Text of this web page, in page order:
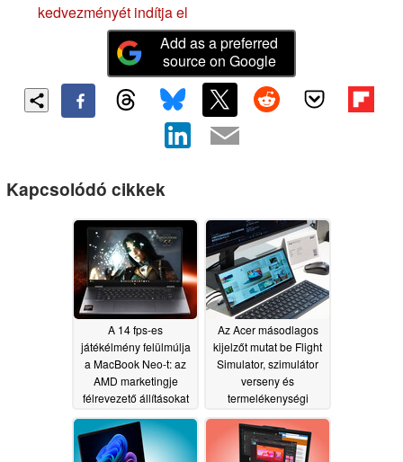
kedvezményét indítja el
Add as a preferred
source on Google
Kapcsolódó cikkek
A 14 fps-es
játékélmény felülmúlja
a MacBook Neo-t: az
AMD marketingje
félrevezető állításokat
fogalmaz meg Apple
06/16/2026
Az Acer másodlagos
kijelzőt mutat be Flight
Simulator, szimulátor
verseny és
termelékenységi
alkalmazásokhoz
06/01/2026